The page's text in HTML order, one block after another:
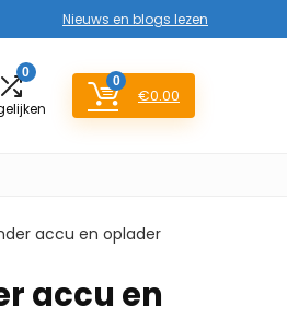
Nieuws en blogs lezen
0
0
€0.00
accu en oplader
accu en